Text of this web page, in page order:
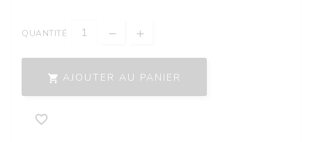
QUANTITÉ
 AJOUTER AU PANIER
